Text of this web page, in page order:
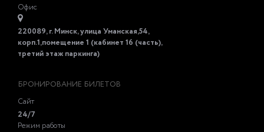
Офис
220089, г. Минск, улица Уманская,54,
корп.1,помещение 1 (кабинет 16 (часть),
третий этаж паркинга)
БРОНИРОВАНИЕ БИЛЕТОВ
Сайт
24/7
Режим работы